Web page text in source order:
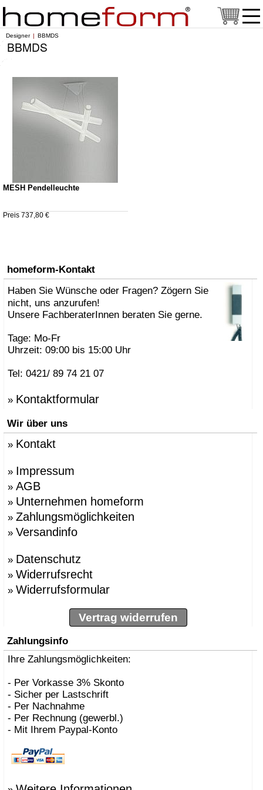
Designer BBMDS
BBMDS
MESH Pendelleuchte
Preis 737,80 €
homeform-Kontakt
Haben Sie Wünsche oder Fragen? Zögern Sie
nicht, uns anzurufen!
Unsere FachberaterInnen beraten Sie gerne.
Tage: Mo-Fr
Uhrzeit: 09:00 bis 15:00 Uhr
Tel: 0421/ 89 74 21 07
» Kontaktformular
Wir über uns
» Kontakt
» Impressum
» AGB
» Unternehmen homeform
» Zahlungsmöglichkeiten
» Versandinfo
» Datenschutz
» Widerrufsrecht
» Widerrufsformular
Vertrag widerrufen
Zahlungsinfo
Ihre Zahlungsmöglichkeiten:
- Per Vorkasse 3% Skonto
- Sicher per Lastschrift
- Per Nachnahme
- Per Rechnung (gewerbl.)
- Mit Ihrem Paypal-Konto